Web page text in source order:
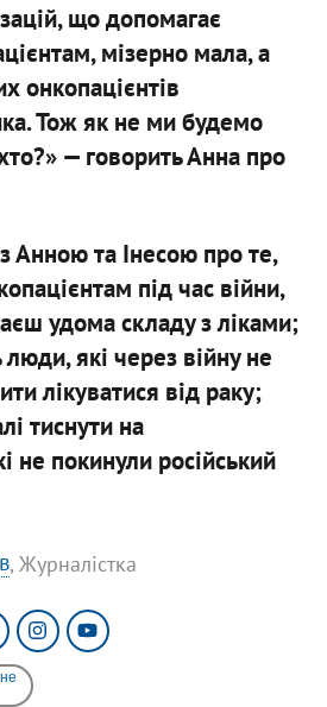
що допомагає
мізерно мала, а
онкопацієнтів
Тож як не ми будемо
— говорить Анна про
Анною та Інесою про те,
під час війни,
удома складу з ліками;
які через війну не
лікуватися від раку;
тиснути на
не покинули російський
, Журналістка